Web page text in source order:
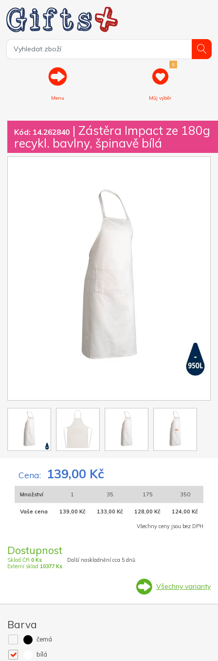
Menu
0
Můj výběr
Kód: 14.262840 | Zástěra Impact ze 180g
recykl. bavlny, špinavě bílá
Cena: 139,00 Kč
Množství 1 35 175 350
Vaše cena 139,00 Kč 133,00 Kč 128,00 Kč 124,00 Kč
Všechny ceny jsou bez DPH
Dostupnost
Sklad ČR 0 Ks
Externí sklad 10377 Ks
Další naskladnění cca 5 dnů
Všechny varianty
Barva
černá
bílá